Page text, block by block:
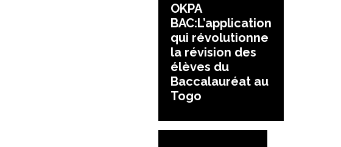
OKPA
BAC:L’application
qui révolutionne
la révision des
élèves du
Baccalauréat au
Togo